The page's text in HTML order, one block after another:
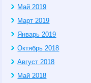
Май 2019
Март 2019
Январь 2019
Октябрь 2018
Август 2018
Май 2018